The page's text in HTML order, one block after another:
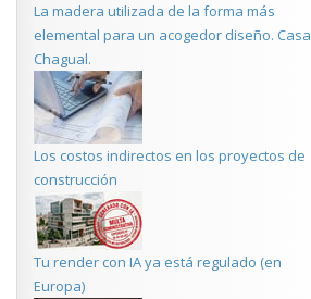
La madera utilizada de la forma más
elemental para un acogedor diseño. Casa
Chagual.
Los costos indirectos en los proyectos de
construcción
Tu render con IA ya está regulado (en
Europa)